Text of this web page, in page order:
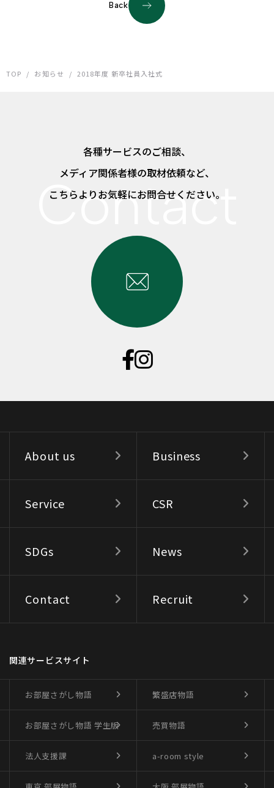
Back
TOP / お知らせ / 2018年度 新卒社員入社式
各種サービスのご相談、
メディア関係者様の取材依頼など、
こちらよりお気軽にお問合せください。
About us Business
Service CSR
SDGs News
Contact Recruit
関連サービスサイト
お部屋さがし物語 繁盛店物語
お部屋さがし物語 学生版 売買物語
法人支援課 a-room style